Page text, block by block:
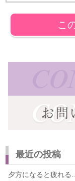
こ
最近の投稿
夕方になると疲れ